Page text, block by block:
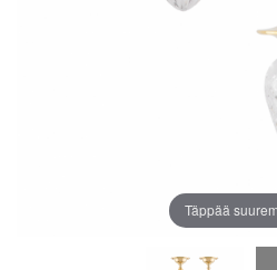
Täppää